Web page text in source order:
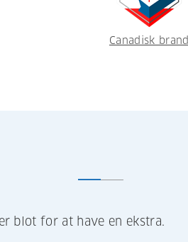
Canadisk brand
blot for at have en ekstra.